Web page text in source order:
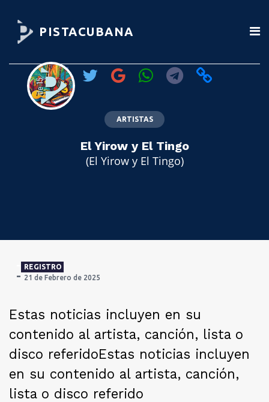
PISTACUBANA
ARTISTAS
El Yirow y El Tingo
(El Yirow y El Tingo)
REGISTRO
21 de Febrero de 2025
Estas noticias incluyen en su
contenido al artista, canción, lista o
disco referidoEstas noticias incluyen
en su contenido al artista, canción,
lista o disco referido